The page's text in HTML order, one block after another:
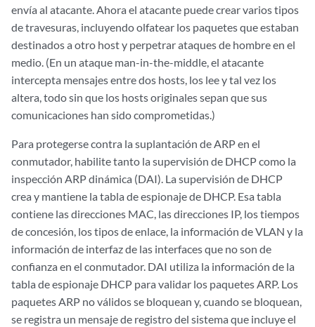
envía al atacante. Ahora el atacante puede crear varios tipos
de travesuras, incluyendo olfatear los paquetes que estaban
destinados a otro host y perpetrar ataques de hombre en el
medio. (En un ataque man-in-the-middle, el atacante
intercepta mensajes entre dos hosts, los lee y tal vez los
altera, todo sin que los hosts originales sepan que sus
comunicaciones han sido comprometidas.)
Para protegerse contra la suplantación de ARP en el
conmutador, habilite tanto la supervisión de DHCP como la
inspección ARP dinámica (DAI). La supervisión de DHCP
crea y mantiene la tabla de espionaje de DHCP. Esa tabla
contiene las direcciones MAC, las direcciones IP, los tiempos
de concesión, los tipos de enlace, la información de VLAN y la
información de interfaz de las interfaces que no son de
confianza en el conmutador. DAI utiliza la información de la
tabla de espionaje DHCP para validar los paquetes ARP. Los
paquetes ARP no válidos se bloquean y, cuando se bloquean,
se registra un mensaje de registro del sistema que incluye el